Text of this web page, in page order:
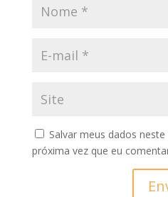
Salvar meus dados
próxima vez que eu